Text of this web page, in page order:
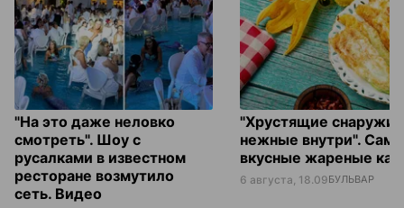
"На это даже неловко
смотреть". Шоу с
русалками в известном
ресторане возмутило
сеть. Видео
"Хрустящие снаружи
нежные внутри".
вкусные жареные
6 августа, 18.09БУЛЬВАР